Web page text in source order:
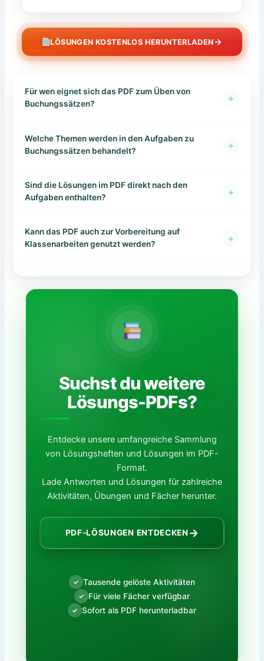
LÖSUNGEN KOSTENLOS HERUNTERLADEN→
Für wen eignet sich das PDF zum Üben von
Buchungssätzen?
+
Welche Themen werden in den Aufgaben zu
Buchungssätzen behandelt?
+
Sind die Lösungen im PDF direkt nach den
Aufgaben enthalten?
+
Kann das PDF auch zur Vorbereitung auf
Klassenarbeiten genutzt werden?
+
Suchst du weitere
Lösungs-PDFs?
Entdecke unsere umfangreiche Sammlung
von Lösungsheften und Lösungen im PDF-
Format.
Lade Antworten und Lösungen für zahlreiche
Aktivitäten, Übungen und Fächer herunter.
PDF-LÖSUNGEN ENTDECKEN→
✓ Tausende gelöste Aktivitäten
✓ Für viele Fächer verfügbar
✓ Sofort als PDF herunterladbar